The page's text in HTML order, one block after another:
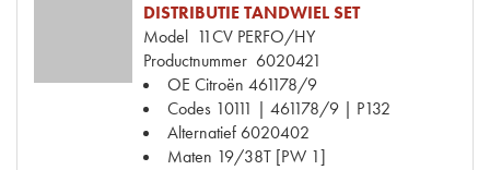
DISTRIBUTIE TANDWIEL SET
Model 11CV PERFO/HY
Productnummer 6020421
OE Citroën 461178/9
Codes 10111 | 461178/9 | P132
Alternatief 6020402
Maten 19/38T [PW 1]